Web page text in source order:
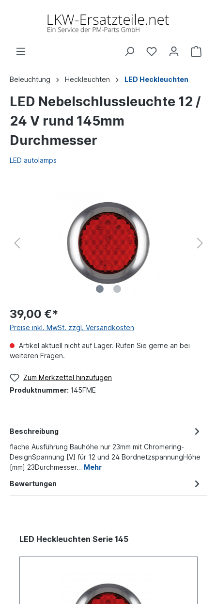
Beleuchtung Heckleuchten LED Heckleuchten
LED Nebelschlussleuchte 12 /
24 V rund 145mm
Durchmesser
LED autolamps
39,00 €*
Preise inkl. MwSt. zzgl. Versandkosten
Artikel aktuell nicht auf Lager. Rufen Sie gerne an bei
weiteren Fragen.
Zum Merkzettel hinzufügen
Produktnummer: 145FME
Beschreibung
flache Ausführung Bauhöhe nur 23mm mit Chromering-
DesignSpannung [V] für 12 und 24 BordnetzspannungHöhe
[mm] 23Durchmesser… Mehr
Bewertungen
LED Heckleuchten Serie 145